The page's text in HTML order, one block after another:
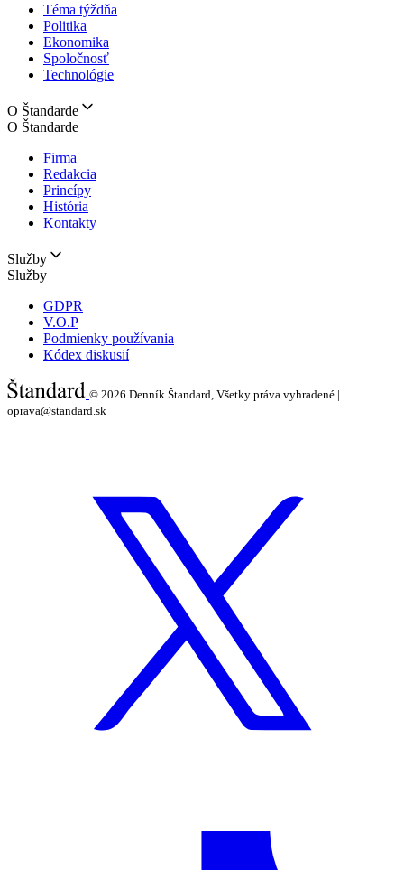
Téma týždňa
Politika
Ekonomika
Spoločnosť
Technológie
O Štandarde
O Štandarde
Firma
Redakcia
Princípy
História
Kontakty
Služby
Služby
GDPR
V.O.P
Podmienky používania
Kódex diskusií
© 2026 Denník Štandard, Všetky práva vyhradené |
oprava@standard.sk